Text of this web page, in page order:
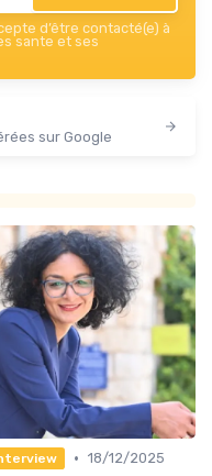
d’être contacté(e) à
sante et ses
sur Google
• 18/12/2025